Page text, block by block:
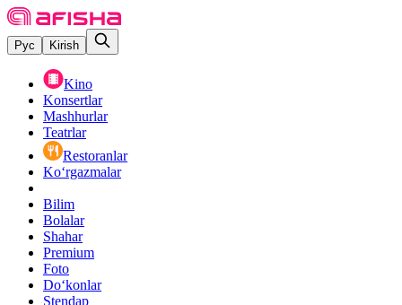
Рус Kirish
Kino
Konsertlar
Mashhurlar
Teatrlar
Restoranlar
Ko‘rgazmalar
Bilim
Bolalar
Shahar
Premium
Foto
Do‘konlar
Stendap